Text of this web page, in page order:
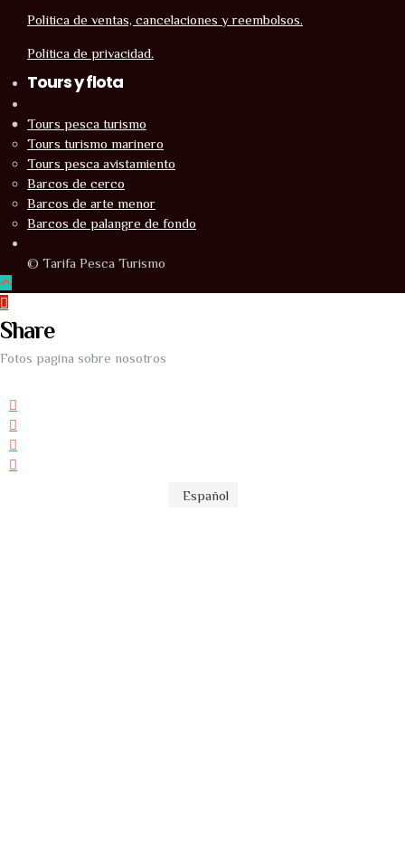
Política de ventas, cancelaciones y reembolsos.
Política de privacidad.
Tours y flota
Tours pesca turismo
Tours turismo marinero
Tours pesca avistamiento
Barcos de cerco
Barcos de arte menor
Barcos de palangre de fondo
© Tarifa Pesca Turismo
Share
Fotos pagina sobre nosotros
Español